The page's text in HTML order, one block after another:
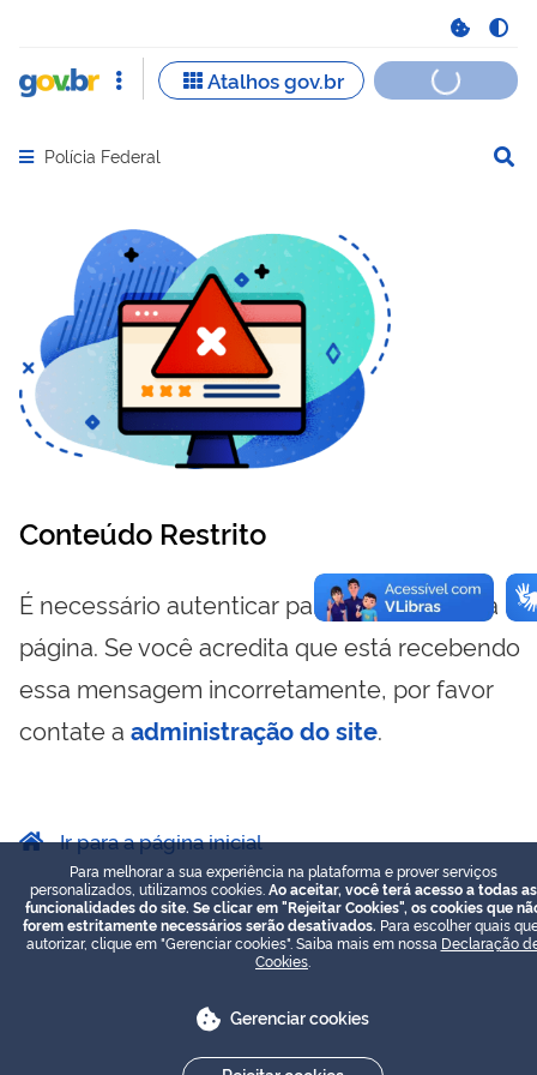
Abrir menu principal de navegação
Polícia Federal
Conteúdo Restrito
É necessário autenticar para visualizar essa
página. Se você acredita que está recebendo
essa mensagem incorretamente, por favor
contate a administração do site.
Ir para a página inicial
Para melhorar a sua experiência na plataforma e prover serviços
personalizados, utilizamos cookies. Ao aceitar, você terá acesso a todas as
funcionalidades do site. Se clicar em "Rejeitar Cookies", os cookies que
forem estritamente necessários serão desativados. Para escolher quais
autorizar, clique em "Gerenciar cookies". Saiba mais em nossa Declaração
Cookies
Gerenciar cookies